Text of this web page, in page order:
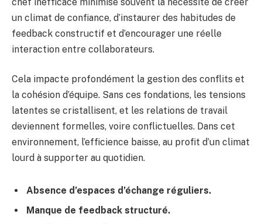
un climat de confiance, d’instaurer des habitudes de
feedback constructif et d’encourager une réelle
interaction entre collaborateurs.
Cela impacte profondément la gestion des conflits et
la cohésion d’équipe. Sans ces fondations, les tensions
latentes se cristallisent, et les relations de travail
deviennent formelles, voire conflictuelles. Dans cet
environnement, l’efficience baisse, au profit d’un climat
lourd à supporter au quotidien.
Absence d’espaces d’échange réguliers.
Manque de feedback structuré.